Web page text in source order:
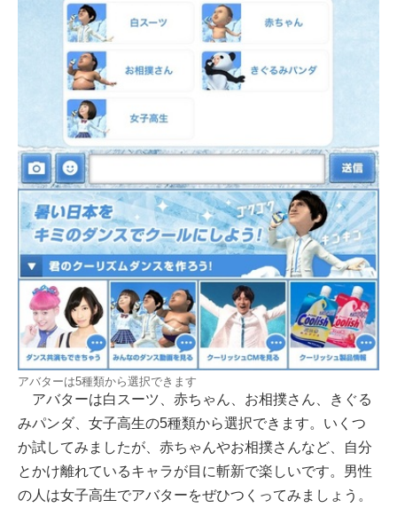
アバターは5種類から選択できます
アバターは白スーツ、赤ちゃん、お相撲さん、きぐる
みパンダ、女子高生の5種類から選択できます。いくつ
か試してみましたが、赤ちゃんやお相撲さんなど、自分
とかけ離れているキャラが目に斬新で楽しいです。男性
の人は女子高生でアバターをぜひつくってみましょう。